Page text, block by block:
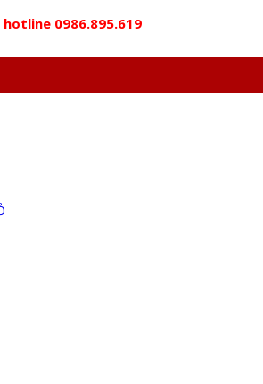
hotline 0986.895.619